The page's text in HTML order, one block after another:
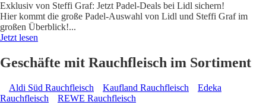
Exklusiv von Steffi Graf: Jetzt Padel-Deals bei Lidl sichern!
Hier kommt die große Padel-Auswahl von Lidl und Steffi Graf im
großen Überblick!...
Jetzt lesen
Geschäfte mit Rauchfleisch im Sortiment
Aldi Süd Rauchfleisch Kaufland Rauchfleisch
Edeka
Rauchfleisch
REWE Rauchfleisch